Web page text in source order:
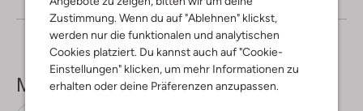
Zustimmung. Wenn du auf "Ablehnen" klickst,
werden nur die funktionalen und analytischen
Cookies platziert. Du kannst auch auf "Cookie-
Einstellungen" klicken, um mehr Informationen zu
erhalten oder deine Präferenzen anzupassen.
Mehr sehen